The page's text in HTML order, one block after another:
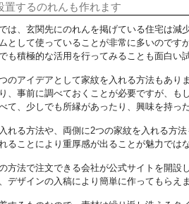
するのれんも作れます
は、玄関先にのれんを掲げている住宅は減
として使っていることが非常に多いのです
も積極的な活用を行ってみることも面白い試
のアイデアとして家紋を入れる方法もありま
、事前に調べておくことが必要ですが、も
て、少しでも所縁があったり、興味を持っ
れる方法や、両側に2つの家紋を入れる方法
ることにより重厚感が出ることが魅力では
方法で注文できる会社が公式サイトを開設
デザインの入稿により簡単に作ってもらえま